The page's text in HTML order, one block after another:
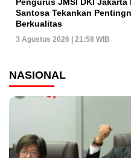
Pengurus JMSI DKI
Santosa Tekankan
Berkualitas
3 Agustus 2026 | 21:58 WIB
NASIONAL